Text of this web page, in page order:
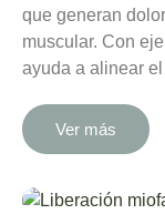
que generan
muscular. Con
ayuda a alinear
Ver más